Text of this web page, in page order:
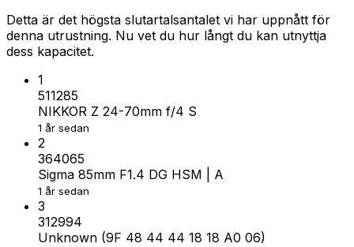
Detta är det högsta slutartalsantalet vi har uppnått för
denna utrustning. Nu vet du hur långt du kan utnyttja
dess kapacitet.
1
511285
NIKKOR Z 24-70mm f/4 S
1 år sedan
2
364065
Sigma 85mm F1.4 DG HSM | A
1 år sedan
3
312994
Unknown (9F 48 44 44 18 18 A0 06)